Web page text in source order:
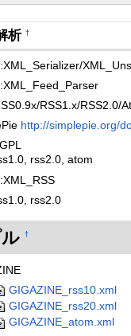
析 †
RSS1.x/RSS2.0/
http://simplepie.org/
rss2.0, atom
rss2.0
ル†
GIGAZINE_rss10.xml
GIGAZINE_rss20.xml
GIGAZINE_atom.xml